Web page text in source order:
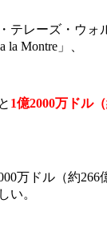
テレーズ・ウォ
la Montre」、
1億2000万ドル
万ドル（約266
い。